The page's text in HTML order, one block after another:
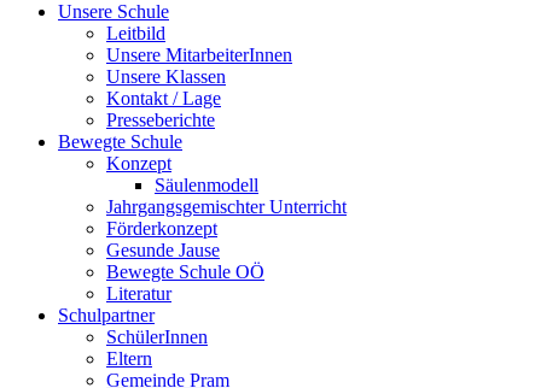
Unsere Schule
Leitbild
Unsere MitarbeiterInnen
Unsere Klassen
Kontakt / Lage
Presseberichte
Bewegte Schule
Konzept
Säulenmodell
Jahrgangsgemischter Unterricht
Förderkonzept
Gesunde Jause
Bewegte Schule OÖ
Literatur
Schulpartner
SchülerInnen
Eltern
Gemeinde Pram